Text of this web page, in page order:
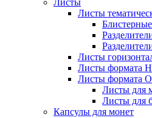
Листы
Листы
Листы формата
Листы
Листы для
Листы для
Капсулы для монет